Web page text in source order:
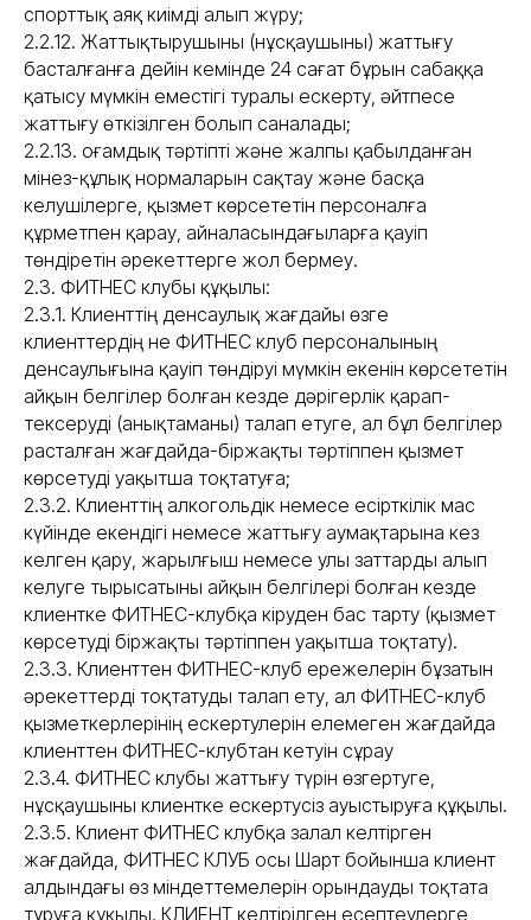
спорттық аяқ киімді алып жүру;
2.2.12. Жаттықтырушыны (нұсқаушыны) жаттығу
басталғанға дейін кемінде 24 сағат бұрын сабаққа
қатысу мүмкін еместігі туралы ескерту, әйтпесе
жаттығу өткізілген болып саналады;
2.2.13. Қоғамдық тәртіпті және жалпы қабылданған
мінез-құлық нормаларын сақтау және басқа
келушілерге, қызмет көрсететін персоналға
құрметпен қарау, айналасындағыларға қауіп
төндіретін әрекеттерге жол бермеу.
2.3. ФИТНЕС клубы құқылы:
2.3.1. Клиенттің денсаулық жағдайы өзге
клиенттердің не ФИТНЕС клуб персоналының
денсаулығына қауіп төндіруі мүмкін екенін көрсететін
айқын белгілер болған кезде дәрігерлік қарап-
тексеруді (анықтаманы) талап етуге, ал бұл белгілер
расталған жағдайда-біржақты тәртіппен қызмет
көрсетуді уақытша тоқтатуға;
2.3.2. Клиенттің алкогольдік немесе есірткілік мас
күйінде екендігі немесе жаттығу аумақтарына кез
келген қару, жарылғыш немесе улы заттарды алып
келуге тырысатыны айқын белгілері болған кезде
клиентке ФИТНЕС-клубқа кіруден бас тарту (қызмет
көрсетуді біржақты тәртіппен уақытша тоқтату).
2.3.3. Клиенттен ФИТНЕС-клуб ережелерін бұзатын
әрекеттерді тоқтатуды талап ету, ал ФИТНЕС-клуб
қызметкерлерінің ескертулерін елемеген жағдайда
клиенттен ФИТНЕС-клубтан кетуін сұрау
2.3.4. ФИТНЕС клубы жаттығу түрін өзгертуге,
нұсқаушыны клиентке ескертусіз ауыстыруға құқылы.
2.3.5. Клиент ФИТНЕС клубқа залал келтірген
жағдайда, ФИТНЕС КЛУБ осы Шарт бойынша клиент
алдындағы өз міндеттемелерін орындауды тоқтата
тұруға құқылы. КЛИЕНТ келтірілген есептеулерге